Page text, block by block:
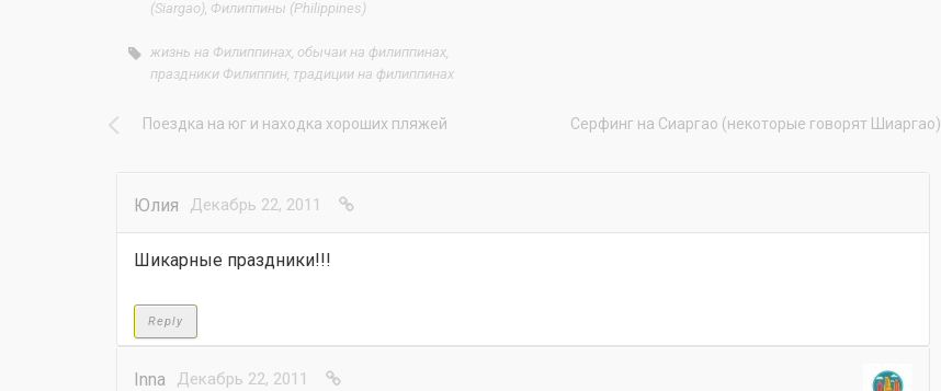
(Siargao) Филиппины (Philippines)
жизнь на Филиппинах обычаи на филиппинах
праздники Филиппин традиции на филиппинах
Поездка на юг и находка хороших пляжей Серфинг на Сиаргао (некоторые говорят Шиаргао)
Юлия Декабрь 22, 2011
Шикарные праздники!!!
Reply
Innа Декабрь 22, 2011